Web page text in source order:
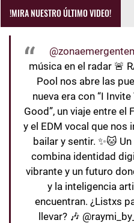
!MIRA NUESTRO ÚLTIMO VIDEO!
música en el radar 🚨
Pool nos abre las
nueva era con “I Invite
Good”, un viaje entre el
y el EDM vocal que nos
bailar y sentir. ✨🐱
combina identidad
vibrante y un futuro
y la inteligencia
encuentran. ¿Listxs
llevar? 🎶